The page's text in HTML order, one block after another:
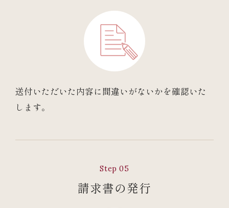
送付いただいた内容に間違いがないかを確認いた
します。
Step 05
請求書の発行